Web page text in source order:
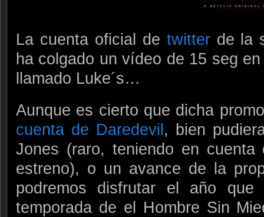
La cuenta oficial de twitterde la
ha colgado un vídeo de 15 seg
llamado Luke´s…
Aunque es cierto que dicha
cuenta de Daredevil , bien
Jones (raro, teniendo en
estreno), o un avance de la
podremos disfrutar el año
temporada de el Hombre Sin